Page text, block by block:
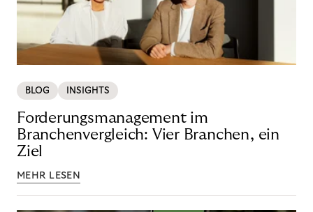
BLOG INSIGHTS
Forderungsmanagement im
Branchenvergleich: Vier Branchen, ein
Ziel
MEHR LESEN